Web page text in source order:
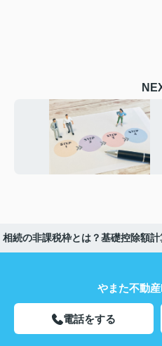
相続の非課税枠とは？基礎控除額
やまた不動
電話をする